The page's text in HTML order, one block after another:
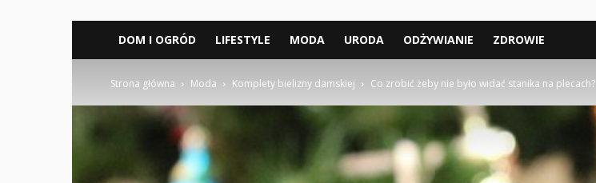
DOM I OGRÓD LIFESTYLE MODA URODA ODŻYWIANIE ZDROWIE
Strona główna Moda Komplety bielizny damskiej Co zrobić żeby nie było widać stanika na plecach?